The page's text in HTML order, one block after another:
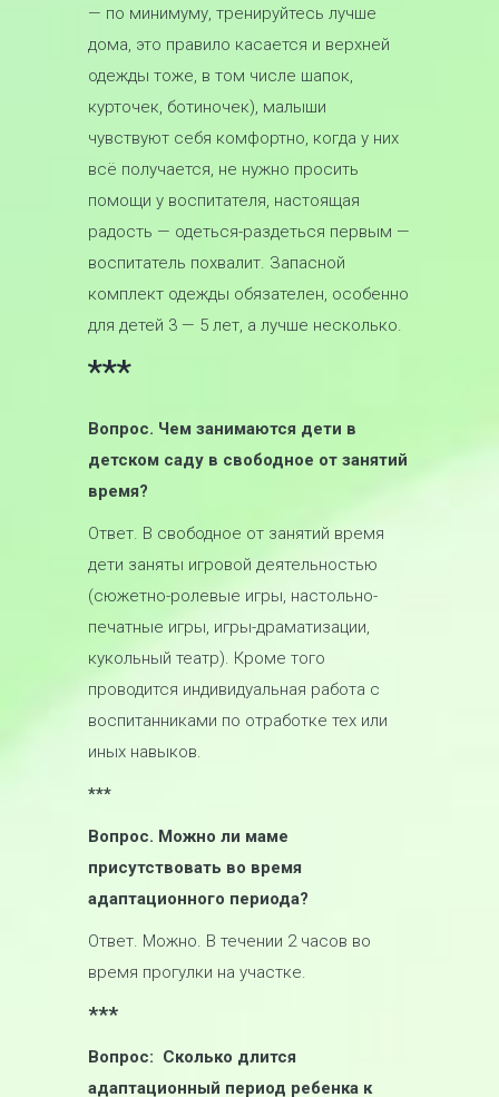
— по минимуму, тренируйтесь лучше
дома, это правило касается и верхней
одежды тоже, в том числе шапок,
курточек, ботиночек), малыши
чувствуют себя комфортно, когда у них
всё получается, не нужно просить
помощи у воспитателя, настоящая
радость — одеться-раздеться первым —
воспитатель похвалит. Запасной
комплект одежды обязателен, особенно
для детей 3 — 5 лет, а лучше несколько.
***
Вопрос. Чем занимаются дети в
детском саду в свободное от занятий
время?
Ответ. В свободное от занятий время
дети заняты игровой деятельностью
(сюжетно-ролевые игры, настольно-
печатные игры, игры-драматизации,
кукольный театр). Кроме того
проводится индивидуальная работа с
воспитанниками по отработке тех или
иных навыков.
***
Вопрос. Можно ли маме
присутствовать во время
адаптационного периода?
Ответ. Можно. В течении 2 часов во
время прогулки на участке.
***
Вопрос: Сколько длится
адаптационный период ребенка к